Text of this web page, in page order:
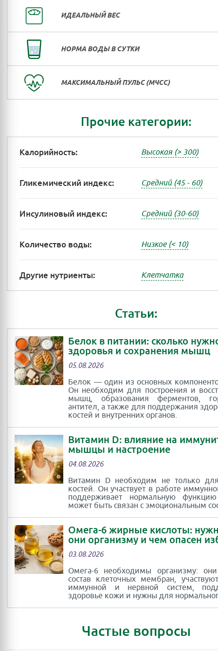
ИДЕАЛЬНЫЙ ВЕС
НОРМА ВОДЫ В СУТКИ
МАКСИМАЛЬНЫЙ ПУЛЬС (МЧСС)
Прочие категории:
Калорийность: Высокая (> 300)
Гликемический индекс: Средний (45 - 60)
Инсулиновый индекс: Средний (30-60)
Количество воды: Низкое (< 10)
Другие нутриенты: Клетчатка
Статьи:
Белок в питании: сколько
здоровья и сохранения мышц
05.08.2026
Белок — один из основных
Он необходим для построения и
мышц, образования ферментов,
антител, а также для поддержания
костей и внутренних органов.
Витамин D: влияние на
мышцы и настроение
04.08.2026
Витамин D необходим не только
костей. Он участвует в работе
поддерживает нормальную
может быть связан с эмоциональным
Омега-6 жирные кислоты:
они организму и чем опасен
03.08.2026
Омега-6 необходимы организму:
состав клеточных мембран,
иммунной и нервной систем,
здоровье кожи и нужны для
Частые вопросы